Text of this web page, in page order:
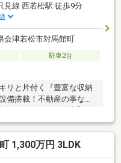
見線 西若松駅 徒歩9分
会津若松市対馬館町
駐車2台
リと片付く『豊富な収納
備搭載！不動産の事なら
産.com by47不動産】に
ーム工事・太陽光パネ
ローンのお悩み全般住ま
ークの軽さが自慢♪お気
1,300万円 3LDK